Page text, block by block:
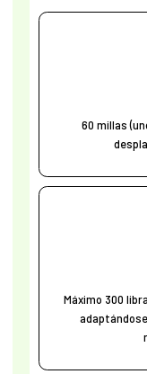
60 millas
Máximo 300